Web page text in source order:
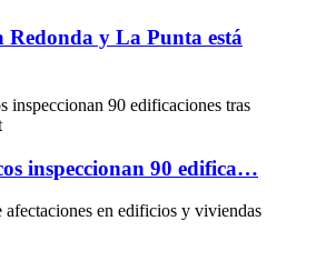
y La Punta está
inspeccionan 90 edifica…